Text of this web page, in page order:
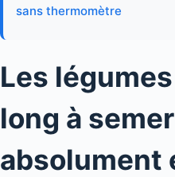
sans thermomètre
Les
long à semer
absolument